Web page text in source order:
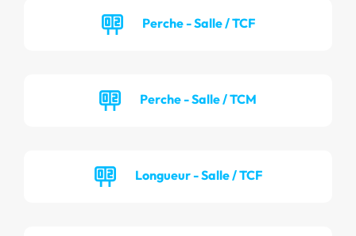
Perche - Salle / TCF
Perche - Salle / TCM
Longueur - Salle / TCF